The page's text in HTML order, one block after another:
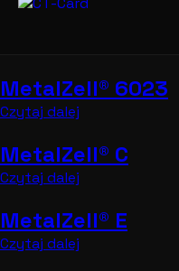
Przejdź
MetalZell® 6023
Czytaj dalej
MetalZell® C
Czytaj dalej
MetalZell® E
Czytaj dalej